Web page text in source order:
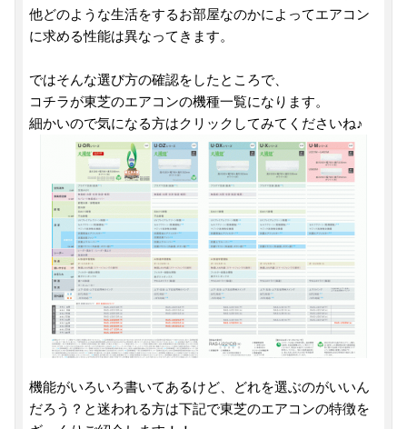
他どのような生活をするお部屋なのかによってエアコン
に求める性能は異なってきます。
ではそんな選び方の確認をしたところで、
コチラが東芝のエアコンの機種一覧になります。
細かいので気になる方はクリックしてみてくださいね♪
機能がいろいろ書いてあるけど、どれを選ぶのがいいん
だろう？と迷われる方は下記で東芝のエアコンの特徴を